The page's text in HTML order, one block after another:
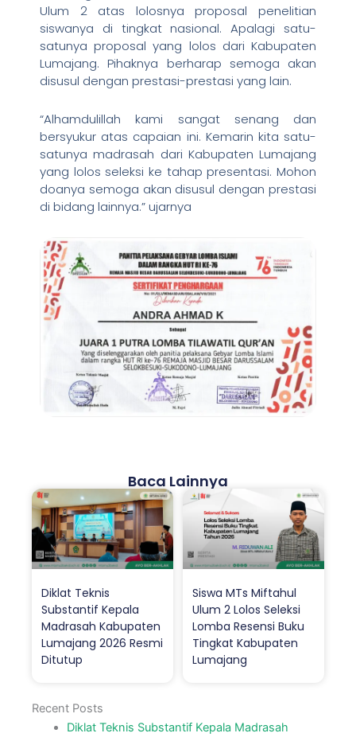
Ulum 2 atas lolosnya proposal penelitian
siswanya di tingkat nasional. Apalagi satu-
satunya proposal yang lolos dari Kabupaten
Lumajang. Pihaknya berharap semoga akan
disusul dengan prestasi-prestasi yang lain.
“Alhamdulillah kami sangat senang dan
bersyukur atas capaian ini. Kemarin kita satu-
satunya madrasah dari Kabupaten Lumajang
yang lolos seleksi ke tahap presentasi. Mohon
doanya semoga akan disusul dengan prestasi
di bidang lainnya.” ujarnya
Baca Lainnya
Diklat Teknis
Substantif Kepala
Madrasah Kabupaten
Lumajang 2026 Resmi
Ditutup
Siswa MTs Miftahul
Ulum 2 Lolos Seleksi
Lomba Resensi Buku
Tingkat Kabupaten
Lumajang
Recent Posts
Diklat Teknis Substantif Kepala Madrasah